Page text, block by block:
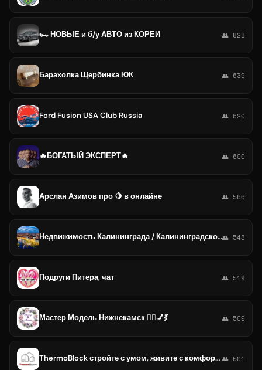
🏎 НОВЫЕ и б/у АВТО из КОРЕИ 👥 828
Барахолка Щербинка ЮК 👥 639
Ford Fusion USA Club Russia 👥 620
🔥БОГАТЫЙ ЭКСПЕРТ🔥 👥 600
Арслан Азимов про 🍋 в онлайне 👥 566
Недвижимость Калининграда / Калининградской области👥 548
Подруги Питера, чат 👥 519
Мастер Модель Нижнекамск 💇‍♀💅💃 👥 509
ThermoBlock стройте с умом, живите с комфортом! 👥 501